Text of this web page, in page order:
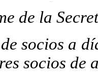
de la
socios a
socios de